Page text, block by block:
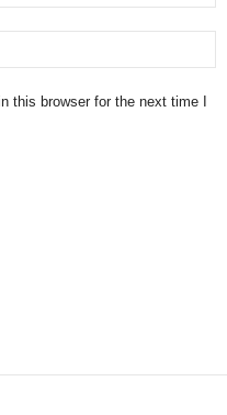
this browser for the next time I